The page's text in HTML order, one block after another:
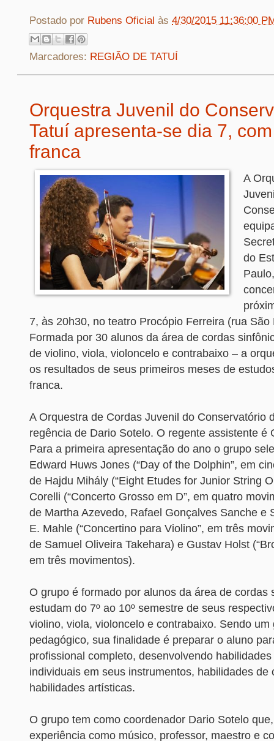
Postado por Rubens Oficial às 4/30/2015 11:36:00
Marcadores: REGIÃO DE TATUÍ
Orquestra Juvenil do
Tatuí apresenta-se dia 7,
franca
A
do
7, às 20h30, no teatro Procópio Ferreira (rua São
Formada por 30 alunos da área de cordas
de violino, viola, violoncelo e contrabaixo – a
os resultados de seus primeiros meses de
franca.
A Orquestra de Cordas Juvenil do Conservatório
regência de Dario Sotelo. O regente assistente é
Para a primeira apresentação do ano o grupo
Edward Huws Jones (“Day of the Dolphin”, em
de Hajdu Mihály (“Eight Etudes for Junior String
Corelli (“Concerto Grosso em D”, em quatro
de Martha Azevedo, Rafael Gonçalves Sanche e
E. Mahle (“Concertino para Violino”, em três
de Samuel Oliveira Takehara) e Gustav Holst
em três movimentos).
O grupo é formado por alunos da área de cordas
estudam do 7º ao 10º semestre de seus
violino, viola, violoncelo e contrabaixo. Sendo um
pedagógico, sua finalidade é preparar o aluno
profissional completo, desenvolvendo
individuais em seus instrumentos, habilidades de
habilidades artísticas.
O grupo tem como coordenador Dario Sotelo
experiência como músico, professor, maestro e